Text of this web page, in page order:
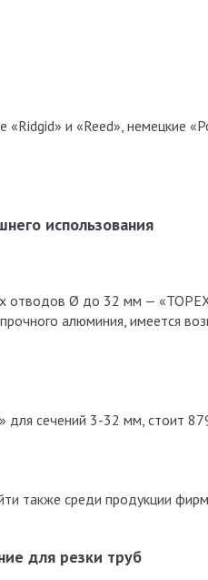
и «Reed», немецкие
использования
отводов Ø до 32 мм —
алюминия, имеется
для сечений 3-32 мм, стоит
также среди продукции
для резки труб